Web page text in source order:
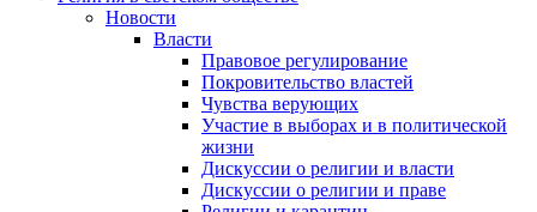
Новости
Власти
Правовое регулирование
Покровительство властей
Чувства верующих
Участие в выборах и в политической
жизни
Дискуссии о религии и власти
Дискуссии о религии и праве